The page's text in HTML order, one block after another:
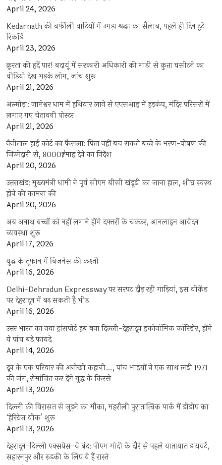
April 24, 2026
Kedarnath की बर्फीली वादियों में उमड़ा श्रद्धा का सैलाब, पहले ही दिन टूटे
रिकॉर्ड
April 23, 2026
क्रूरता की हदें पार! बदायूं में सरकारी अधिकारी की गाड़ी से कुत्ता घसीटने का
वीडियो देख भड़के लोग, जांच शुरू
April 21, 2026
अल्मोड़ा: जागेश्वर धाम में हथियार लाने से एएसआइ में हड़कंप, मंदिर परिसरों में
लगाए गए चेतावनी पोस्टर
April 21, 2026
नैनीताल हाई कोर्ट का फैसला: पिता नहीं बच सकते बच्चे के भरण-पोषण की
जिम्मेदारी से, 8000₹/माह देने का निर्देश
April 20, 2026
उत्तराखंड: मुख्यमंत्री धामी ने पूर्व सीएम बीसी खंडूड़ी का जाना हाल, शीघ्र स्वस्थ
होने की कामना की
April 20, 2026
अब अनाथ बच्चों को नहीं लगाने होंगे दफ्तरों के चक्कर, आनलाइन आवेदन
व्यवस्था शुरू
April 17, 2026
युद्ध के तूफान में बिजनेस की कश्ती
April 16, 2026
Delhi-Dehradun Expressway पर सरपट दौड़ रही गाड़ियां, इस वीकेंड
पर देहरादून में बढ़ सकती है भीड़
April 16, 2026
उत्तर भारत का नया ट्रांसपोर्ट हब बना दिल्ली-देहरादून इकोनॉमिक कॉरिडोर, होंगे
ये पांच बड़े फायदे
April 14, 2026
दून के एक परिवार की अनोखी कहानी…, पांच भाइयों ने एक साथ लड़ी 1971
की जंग, रोमांचित कर देंगे युद्ध के किस्से
April 13, 2026
दिल्ली की विरासत से जुड़ने का मौका, महरौली पुरातात्विक पार्क में डीडीए का
‘हेरिटेज वीक’ शुरू
April 13, 2026
देहरादून-दिल्ली एक्सप्रेस-वे बंद: पीएम मोदी के दौरे से पहले यातायात डायवर्ट,
सहारनपुर और रुड़की के लिए ये हैं रास्ते